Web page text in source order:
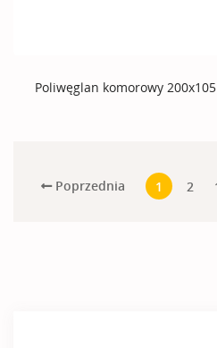
Poliwęglan komorowy
Poprzednia 1 2